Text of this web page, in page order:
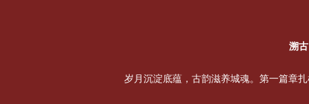
溯
岁月沉淀底蕴，古韵滋养城魂。第一篇章